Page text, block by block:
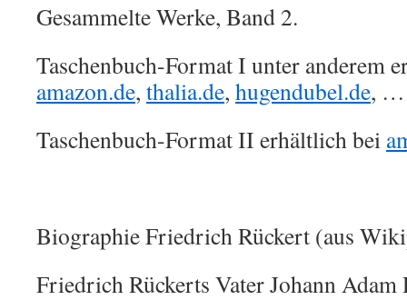
Gesammelte Werke, Band 2.
Taschenbuch-Format I unter anderem
amazon.de, thalia.de, hugendubel.de, …
Taschenbuch-Format II erhältlich bei
Biographie Friedrich Rückert (aus
Friedrich Rückerts Vater Johann Adam